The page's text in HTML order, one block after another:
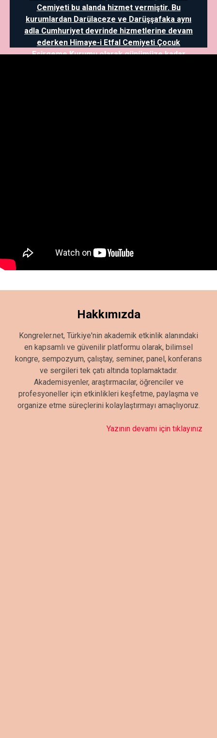
Cemiyeti bu alanda hizmet vermiştir. Bu
kurumlardan Darülaceze ve Darüşşafaka aynı
adla Cumhuriyet devrinde hizmetlerine devam
ederken Himaye-i Etfal Cemiyeti Çocuk
Esirgeme Kurumu olarak günümüze kadar
Hakkımızda
Kongreler.net, Türkiye'nin akademik etkinlik alanındaki
en kapsamlı ve güvenilir platformu olarak, bilimsel
kongre, sempozyum, çalıştay, seminer, panel, konferans
ve sergileri tek çatı altında toplamaktadır.
Akademisyenler, araştırmacılar, öğrenciler ve
profesyoneller için etkinlikleri keşfetme, paylaşma ve
organize etme süreçlerini kolaylaştırmayı amaçlıyoruz.
Yazının devamı için tıklayınız